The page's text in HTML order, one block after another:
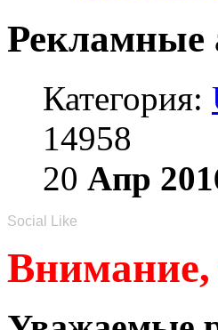
Рекламные
Категория:
14958
20 Апр
Social Like